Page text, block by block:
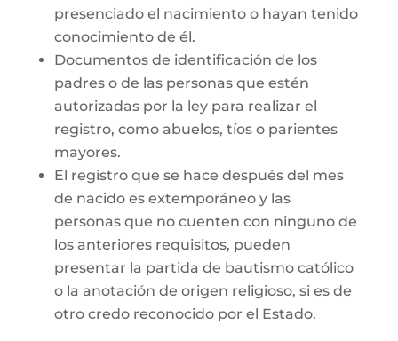
presenciado el nacimiento o hayan tenido
conocimiento de él.
Documentos de identificación de los
padres o de las personas que estén
autorizadas por la ley para realizar el
registro, como abuelos, tíos o parientes
mayores.
El registro que se hace después del mes
de nacido es extemporáneo y las
personas que no cuenten con ninguno de
los anteriores requisitos, pueden
presentar la partida de bautismo católico
o la anotación de origen religioso, si es de
otro credo reconocido por el Estado.